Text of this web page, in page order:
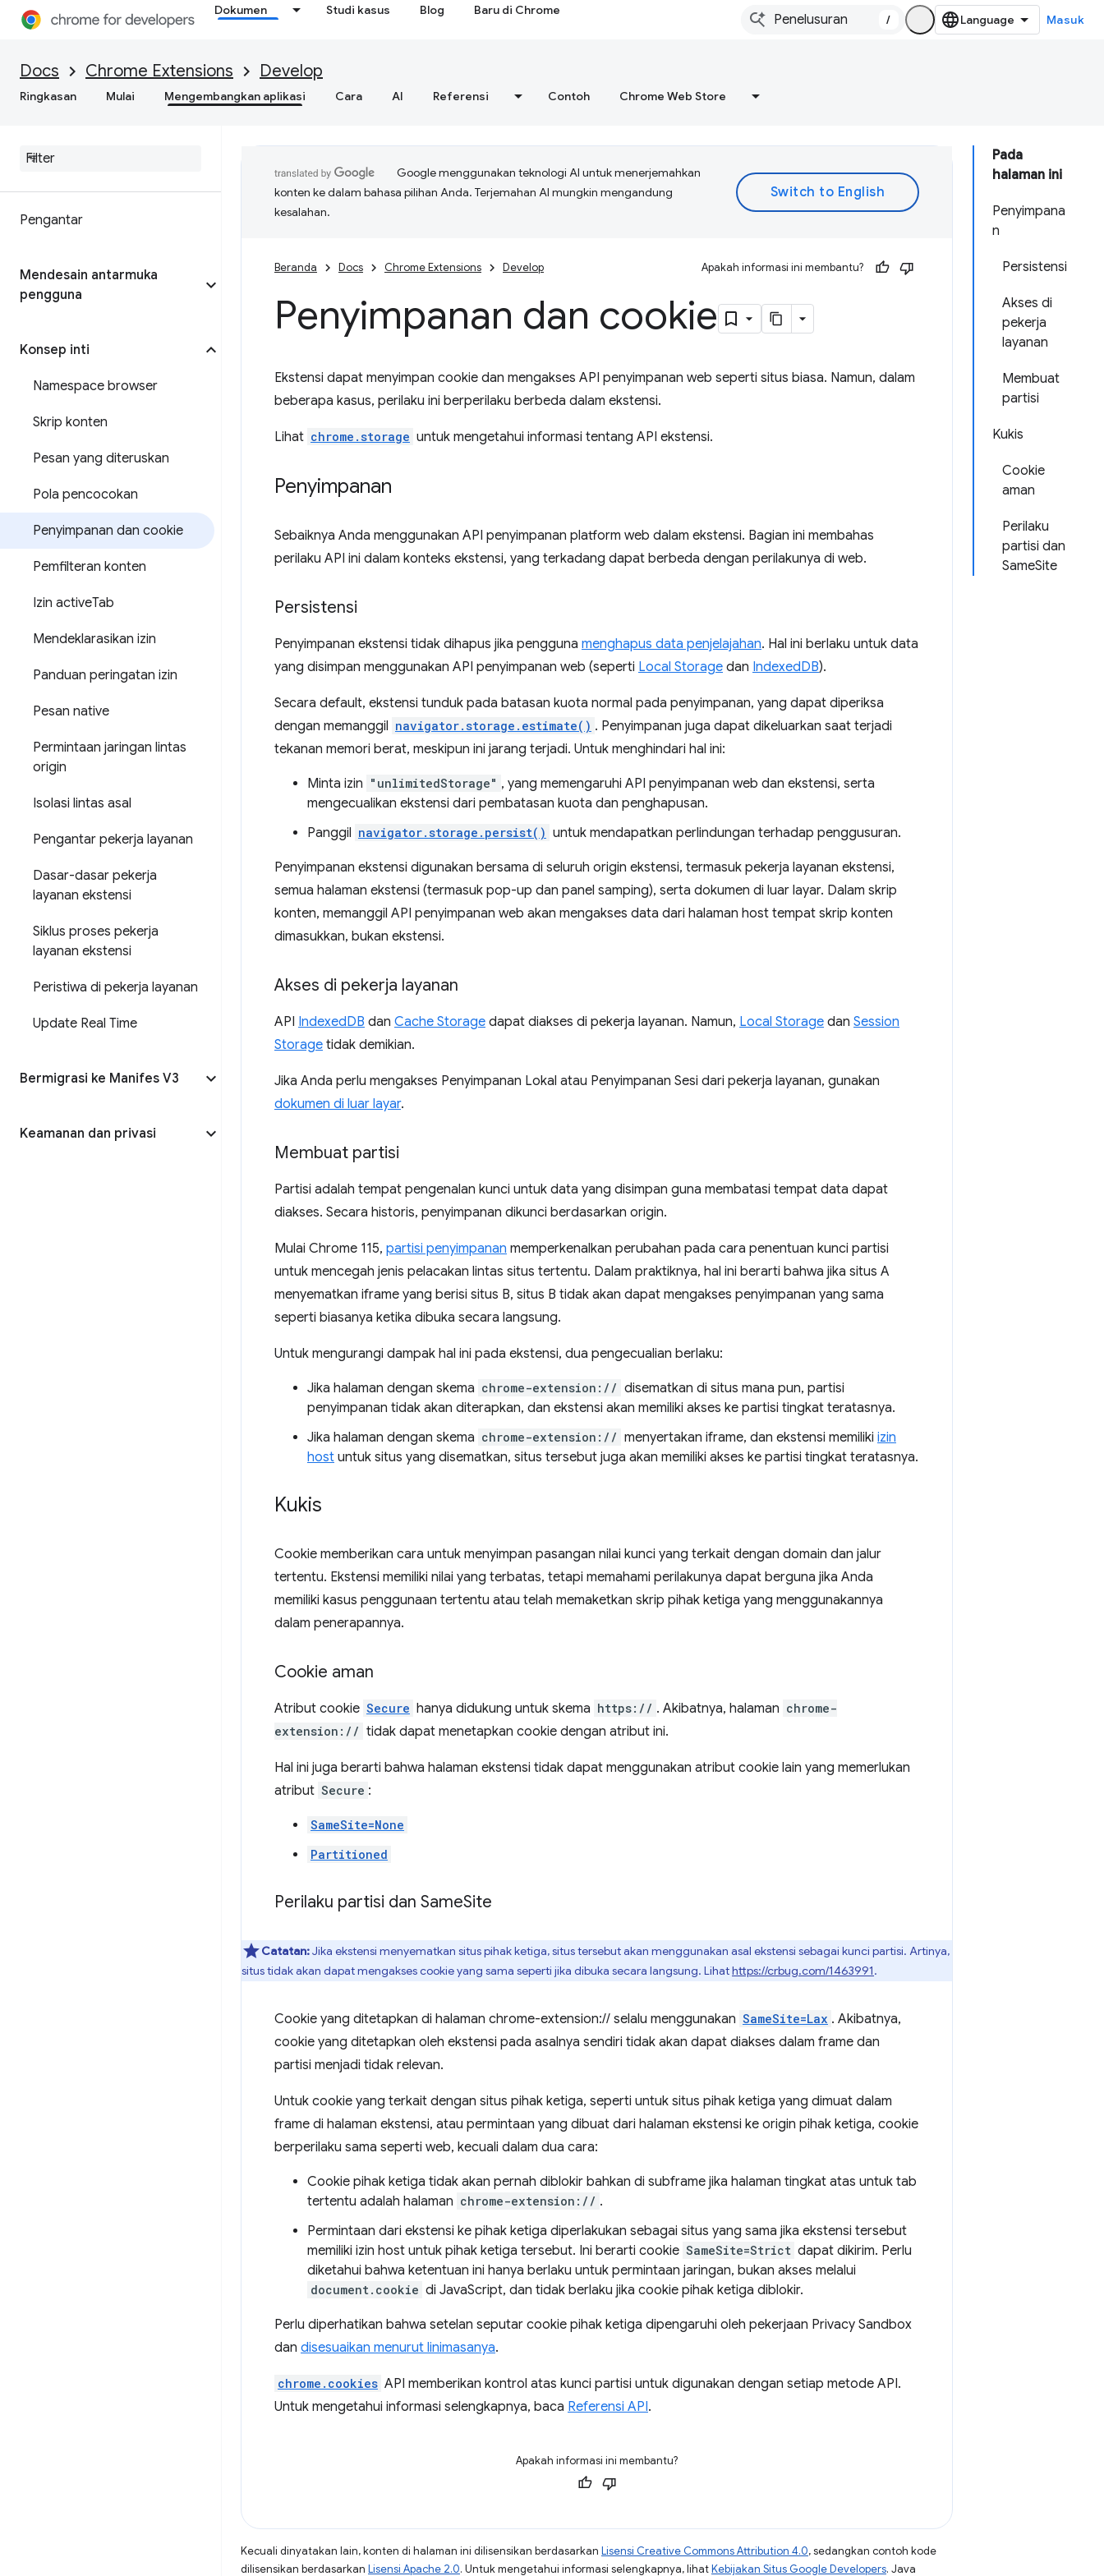
Dokumen Studi kasus Blog Baru di Chrome
/ Masuk
Docs Chrome Extensions Develop
Ringkasan Mulai Mengembangkan aplikasi Cara AI Referensi Contoh Chrome Web Store
Pengantar
Mendesain antarmuka
pengguna
Konsep inti
Namespace browser
Skrip konten
Pesan yang diteruskan
Pola pencocokan
Penyimpanan dan cookie
Pemfilteran konten
Izin activeTab
Mendeklarasikan izin
Panduan peringatan izin
Pesan native
Permintaan jaringan lintas
origin
Isolasi lintas asal
Pengantar pekerja layanan
Dasar-dasar pekerja
layanan ekstensi
Siklus proses pekerja
layanan ekstensi
Peristiwa di pekerja layanan
Update Real Time
Bermigrasi ke Manifes V3
Keamanan dan privasi
Pada
halaman ini
Penyimpana
n
Persistensi
Akses di
pekerja
layanan
Membuat
partisi
Kukis
Cookie
aman
Perilaku
partisi dan
SameSite
Google menggunakan teknologi AI untuk menerjemahkan
konten ke dalam bahasa pilihan Anda. Terjemahan AI mungkin mengandung
kesalahan.
Beranda Docs Chrome Extensions Develop Apakah informasi ini membantu?
Penyimpanan dan cookie
Ekstensi dapat menyimpan cookie dan mengakses API penyimpanan web seperti situs biasa. Namun, dalam
beberapa kasus, perilaku ini berperilaku berbeda dalam ekstensi.
Lihat chrome.storage untuk mengetahui informasi tentang API ekstensi.
Penyimpanan
Sebaiknya Anda menggunakan API penyimpanan platform web dalam ekstensi. Bagian ini membahas
perilaku API ini dalam konteks ekstensi, yang terkadang dapat berbeda dengan perilakunya di web.
Persistensi
Penyimpanan ekstensi tidak dihapus jika pengguna menghapus data penjelajahan. Hal ini berlaku untuk data
yang disimpan menggunakan API penyimpanan web (seperti Local Storage dan IndexedDB).
Secara default, ekstensi tunduk pada batasan kuota normal pada penyimpanan, yang dapat diperiksa
dengan memanggil navigator.storage.estimate() . Penyimpanan juga dapat dikeluarkan saat terjadi
tekanan memori berat, meskipun ini jarang terjadi. Untuk menghindari hal ini:
Minta izin "unlimitedStorage" , yang memengaruhi API penyimpanan web dan ekstensi, serta
mengecualikan ekstensi dari pembatasan kuota dan penghapusan.
Panggil navigator.storage.persist() untuk mendapatkan perlindungan terhadap penggusuran.
Penyimpanan ekstensi digunakan bersama di seluruh origin ekstensi, termasuk pekerja layanan ekstensi,
semua halaman ekstensi (termasuk pop-up dan panel samping), serta dokumen di luar layar. Dalam skrip
konten, memanggil API penyimpanan web akan mengakses data dari halaman host tempat skrip konten
dimasukkan, bukan ekstensi.
Akses di pekerja layanan
API IndexedDB dan Cache Storage dapat diakses di pekerja layanan. Namun, Local Storage dan Session
Storage tidak demikian.
Jika Anda perlu mengakses Penyimpanan Lokal atau Penyimpanan Sesi dari pekerja layanan, gunakan
dokumen di luar layar.
Membuat partisi
Partisi adalah tempat pengenalan kunci untuk data yang disimpan guna membatasi tempat data dapat
diakses. Secara historis, penyimpanan dikunci berdasarkan origin.
Mulai Chrome 115, partisi penyimpanan memperkenalkan perubahan pada cara penentuan kunci partisi
untuk mencegah jenis pelacakan lintas situs tertentu. Dalam praktiknya, hal ini berarti bahwa jika situs A
menyematkan iframe yang berisi situs B, situs B tidak akan dapat mengakses penyimpanan yang sama
seperti biasanya ketika dibuka secara langsung.
Untuk mengurangi dampak hal ini pada ekstensi, dua pengecualian berlaku:
Jika halaman dengan skema chrome-extension:// disematkan di situs mana pun, partisi
penyimpanan tidak akan diterapkan, dan ekstensi akan memiliki akses ke partisi tingkat teratasnya.
Jika halaman dengan skema chrome-extension:// menyertakan iframe, dan ekstensi memiliki izin
host untuk situs yang disematkan, situs tersebut juga akan memiliki akses ke partisi tingkat teratasnya.
Kukis
Cookie memberikan cara untuk menyimpan pasangan nilai kunci yang terkait dengan domain dan jalur
tertentu. Ekstensi memiliki nilai yang terbatas, tetapi memahami perilakunya dapat berguna jika Anda
memiliki kasus penggunaan tertentu atau telah memaketkan skrip pihak ketiga yang menggunakannya
dalam penerapannya.
Cookie aman
Atribut cookie Secure hanya didukung untuk skema https:// . Akibatnya, halaman chrome-
extension:// tidak dapat menetapkan cookie dengan atribut ini.
Hal ini juga berarti bahwa halaman ekstensi tidak dapat menggunakan atribut cookie lain yang memerlukan
atribut Secure :
SameSite=None
Partitioned
Perilaku partisi dan SameSite
Catatan:Jika ekstensi menyematkan situs pihak ketiga, situs tersebut akan menggunakan asal ekstensi sebagai kunci partisi. Artinya,
situs tidak akan dapat mengakses cookie yang sama seperti jika dibuka secara langsung. Lihathttps://crbug.com/1463991.
Cookie yang ditetapkan di halaman chrome-extension:// selalu menggunakan SameSite=Lax . Akibatnya,
cookie yang ditetapkan oleh ekstensi pada asalnya sendiri tidak akan dapat diakses dalam frame dan
partisi menjadi tidak relevan.
Untuk cookie yang terkait dengan situs pihak ketiga, seperti untuk situs pihak ketiga yang dimuat dalam
frame di halaman ekstensi, atau permintaan yang dibuat dari halaman ekstensi ke origin pihak ketiga, cookie
berperilaku sama seperti web, kecuali dalam dua cara:
Cookie pihak ketiga tidak akan pernah diblokir bahkan di subframe jika halaman tingkat atas untuk tab
tertentu adalah halaman chrome-extension:// .
Permintaan dari ekstensi ke pihak ketiga diperlakukan sebagai situs yang sama jika ekstensi tersebut
memiliki izin host untuk pihak ketiga tersebut. Ini berarti cookie SameSite=Strict dapat dikirim. Perlu
diketahui bahwa ketentuan ini hanya berlaku untuk permintaan jaringan, bukan akses melalui
document.cookie di JavaScript, dan tidak berlaku jika cookie pihak ketiga diblokir.
Perlu diperhatikan bahwa setelan seputar cookie pihak ketiga dipengaruhi oleh pekerjaan Privacy Sandbox
dan disesuaikan menurut linimasanya.
chrome.cookies API memberikan kontrol atas kunci partisi untuk digunakan dengan setiap metode API.
Untuk mengetahui informasi selengkapnya, baca Referensi API.
Apakah informasi ini membantu?
Kecuali dinyatakan lain, konten di halaman ini dilisensikan berdasarkan Lisensi Creative Commons Attribution 4.0, sedangkan contoh kode
dilisensikan berdasarkan Lisensi Apache 2.0. Untuk mengetahui informasi selengkapnya, lihatKebijakan Situs Google Developers. Java